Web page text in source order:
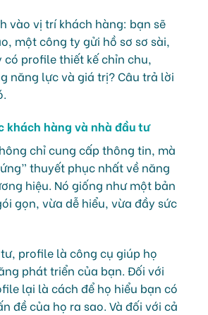
vào vị trí khách hàng: bạn sẽ
một công ty gửi hồ sơ sơ sài,
profile thiết kế chỉn chu,
năng lực và giá trị? Câu trả lời
khách hàng và nhà đầu tư
chỉ cung cấp thông tin, mà
thuyết phục nhất về năng
hiệu. Nó giống như một bản
gọn, vừa dễ hiểu, vừa đầy sức
profile là công cụ giúp họ
phát triển của bạn. Đối với
lại là cách để họ hiểu bạn có
đề của họ ra sao. Và đối với cả